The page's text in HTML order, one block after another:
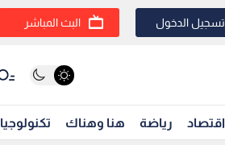
تسجيل الدخول البث المباشر
اقتصاد رياضة هنا وهناك تكنولوجيا